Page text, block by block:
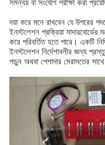
স্লট গেম পার্টস
মাছের খেলার অংশ
গেম মেশিন স্ক্রিন
সমন্বয় বা সংযোগ পরীক্ষা করা
দয়া করে মনে রাখবেন যে উপরের
ইনস্টলেশন প্রক্রিয়া মাদারবোর্ডের
করে পরিবর্তিত হতে পারে। একটি
ইনস্টলেশন নির্দেশাবলীর জন্য
পড়ুন অথবা পেশাদার মেরামতের